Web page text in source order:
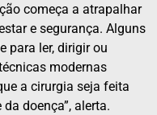
começa a atrapalhar
e segurança. Alguns
para ler, dirigir ou
modernas
a cirurgia seja feita
doença”, alerta.